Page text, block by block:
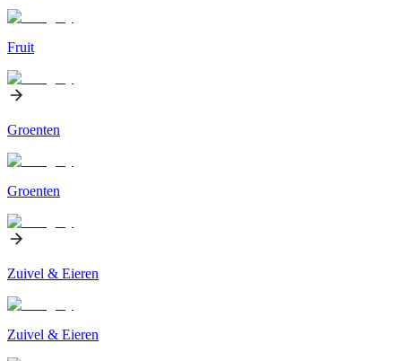
Fruit
Groenten
Groenten
Zuivel & Eieren
Zuivel & Eieren